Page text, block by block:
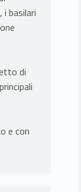
basilari
di
e con